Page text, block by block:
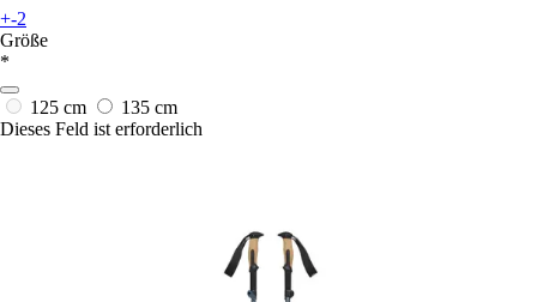
+-2
Größe
*
125 cm
135 cm
Dieses Feld ist erforderlich